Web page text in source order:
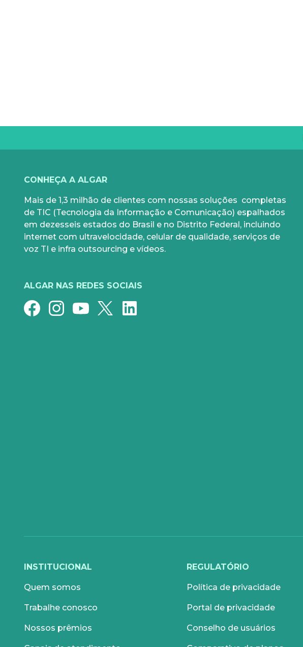
PARA SUA CASA
Internet Fibra
Fixo
Super Wi-Fi
CELULAR
Controle e Pós
Link Dedicado
CONHEÇA A ALGAR
Mais de 1,3 milhão de clientes com nossas soluções completas
de TIC (Tecnologia da Informação e Comunicação) espalhados
em dezesseis estados do Brasil e no Distrito Federal, incluindo
internet com ultravelocidade, celular de qualidade, serviços de
voz TI e infra outsourcing e vídeos.
ALGAR NAS REDES SOCIAIS
INSTITUCIONAL
Quem somos
Trabalhe conosco
Nossos prêmios
REGULATÓRIO
Política de privacidade
Portal de privacidade
Conselho de usuários